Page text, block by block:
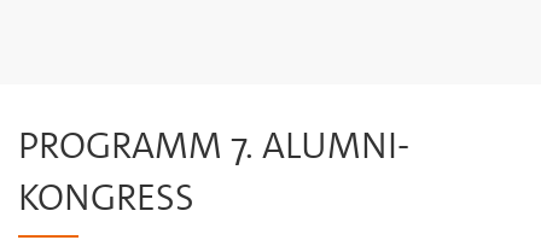
PROGRAMM 7. ALUMNI-
KONGRESS